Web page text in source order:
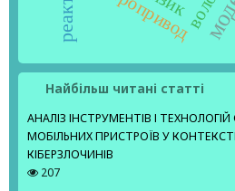
Найбільш читані статті
АНАЛІЗ ІНСТРУМЕНТІВ І
МОБІЛЬНИХ ПРИСТРОЇВ У
КІБЕРЗЛОЧИНІВ
207